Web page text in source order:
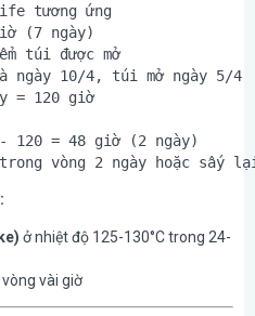
tương ứng
(7 ngày)
túi được mở
ngày 10/4, túi mở ngày 5/4
= 120 giờ
120 = 48 giờ (2 ngày)
ở nhiệt độ 125-130°C trong 24-
vài giờ